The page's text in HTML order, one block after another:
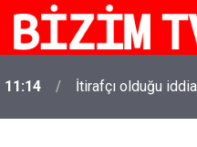
11:14 İtirafçı olduğu